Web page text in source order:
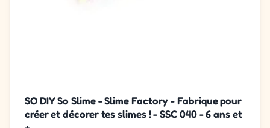
SO DIY So Slime - Slime Factory - Fabrique pour
créer et décorer tes slimes ! - SSC 040 - 6 ans et